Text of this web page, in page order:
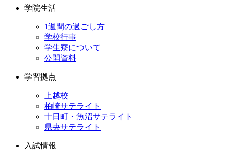
学院生活
1週間の過ごし方
学校行事
学生寮について
公開資料
学習拠点
上越校
柏崎サテライト
十日町・魚沼サテライト
県央サテライト
入試情報